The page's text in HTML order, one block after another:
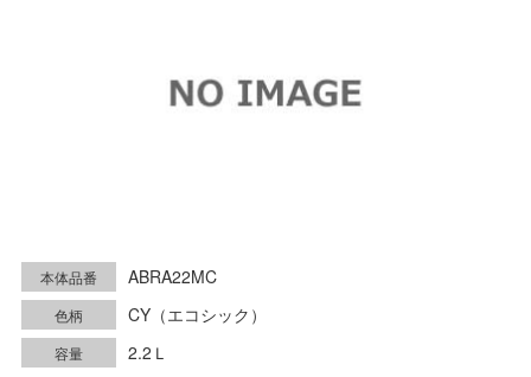
本体品番 ABRA22MC
色柄 CY（エコシック）
容量 2.2Ｌ